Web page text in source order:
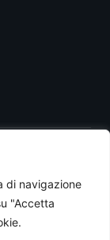
di navigazione
"Accetta